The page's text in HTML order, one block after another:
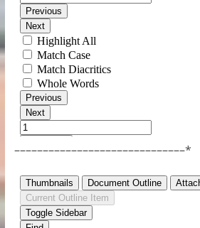
––––––––––––––––––––––––––––––*